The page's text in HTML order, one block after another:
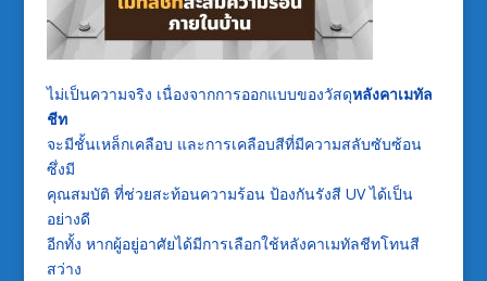
ไม่เป็นความจริง เนื่องจากการออกแบบของวัสดุหลังคาเมทัล
ชีท
จะมีชั้นเหล็กเคลือบ และการเคลือบสีที่มีความสลับซับซ้อน
ซึ่งมี
คุณสมบัติ ที่ช่วยสะท้อนความร้อน ป้องกันรังสี UVได้เป็น
อย่างดี
อีกทั้ง หากผู้อยู่อาศัยได้มีการเลือกใช้หลังคาเมทัลชีทโทนสี
สว่าง